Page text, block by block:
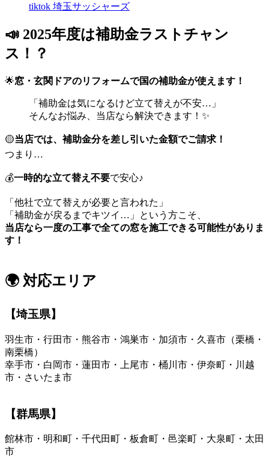
tiktok 埼玉サッシャーズ
📣 2025年度は補助金ラストチャン
ス！？
🌟窓・玄関ドアのリフォームで国の補助金が使えます！
「補助金は気になるけど立て替えが不安…」
そんなお悩み、当店なら解決できます！✨
🟡当店では、補助金分を差し引いた金額でご請求！
つまり…
💰一時的な立て替え不要で安心♪
「他社で立て替えが必要と言われた」
「補助金が戻るまでキツイ…」という方こそ、
当店なら一度の工事で全ての窓を施工できる可能性がありま
す！
🌍 対応エリア
【埼玉県】
羽生市・行田市・熊谷市・鴻巣市・加須市・久喜市（栗橋・
南栗橋）
幸手市・白岡市・蓮田市・上尾市・桶川市・伊奈町・川越
市・さいたま市
【群馬県】
館林市・明和町・千代田町・板倉町・邑楽町・大泉町・太田
市